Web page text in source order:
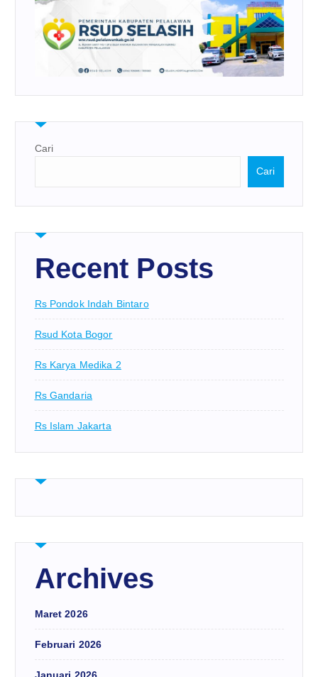
Cari
Cari
Recent Posts
Rs Pondok Indah Bintaro
Rsud Kota Bogor
Rs Karya Medika 2
Rs Gandaria
Rs Islam Jakarta
Archives
Maret 2026
Februari 2026